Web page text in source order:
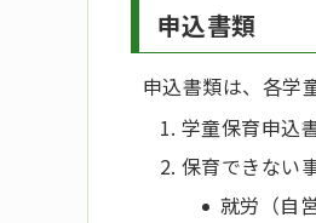
申込書類
申込書類は、各学
学童保育申込
保育できない
就労（自